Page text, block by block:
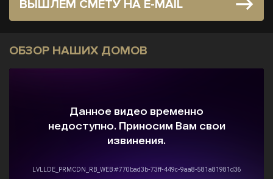
ВЫШЛЕМ СМЕТУ НА E-MAIL
ОБЗОР НАШИХ ДОМОВ